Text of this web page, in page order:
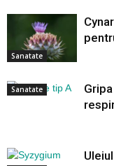
Sanatate
Sanatate